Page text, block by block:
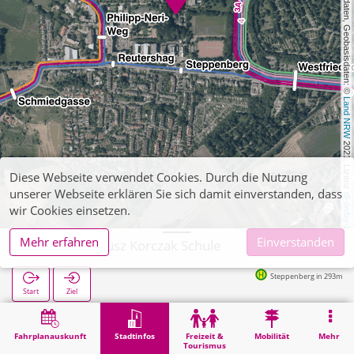
, Kartendaten, Geobasisdaten: ©
Land NRW
2021, Lizenz
dl-de/by-2-0
Fahrplanauskunft Stadtinfos
Freizeit &
Tourismus
Mobilität Mehr
Aachen, Janusz Korczak Schule
Start Ziel
Steppenberg in 293m
Stadtinfos Aachen, Janusz Korczak Schule
Diese Webseite verwendet Cookies. Durch die Nutzung
unserer Webseite erklären Sie sich damit einverstanden, dass
wir Cookies einsetzen.
Mehr erfahren
Einverstanden